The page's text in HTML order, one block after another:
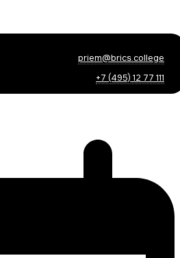
priem@brics.college
+7 (495) 12 77 111